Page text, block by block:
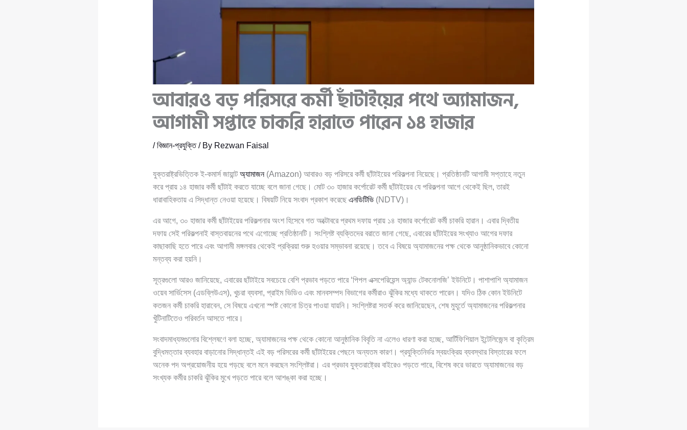
আবারও বড় পরিসরে কর্মী ছাঁটাইয়ের পথে অ্যামাজন,
আগামী সপ্তাহে চাকরি হারাতে পারেন ১৪ হাজার
/বিজ্ঞান-প্রযুক্তি/ By Rezwan Faisal
যুক্তরাষ্ট্রভিত্তিক ই-কমার্স জায়ান্টঅ্যামাজন(Amazon) আবারও বড় পরিসরে কর্মী ছাঁটাইয়ের পরিকল্পনা নিয়েছে। প্রতিষ্ঠানটি আগামী সপ্তাহে নতুন
করে প্রায় ১৪ হাজার কর্মী ছাঁটাই করতে যাচ্ছে বলে জানা গেছে। মোট ৩০ হাজার কর্পোরেট কর্মী ছাঁটাইয়ের যে পরিকল্পনা আগে থেকেই ছিল, তারই
ধারাবাহিকতায় এ সিদ্ধান্ত নেওয়া হয়েছে। বিষয়টি নিয়ে সংবাদ প্রকাশ করেছে এনডিটিভি(NDTV)।
এর আগে, ৩০ হাজার কর্মী ছাঁটাইয়ের পরিকল্পনার অংশ হিসেবে গত অক্টোবরে প্রথম দফায় প্রায় ১৪ হাজার কর্পোরেট কর্মী চাকরি হারান। এবার দ্বিতীয়
দফায় সেই পরিকল্পনাই বাস্তবায়নের পথে এগোচ্ছে প্রতিষ্ঠানটি। সংশ্লিষ্ট ব্যক্তিদের বরাতে জানা গেছে, এবারের ছাঁটাইয়ের সংখ্যাও আগের দফার
কাছাকাছি হতে পারে এবং আগামী মঙ্গলবার থেকেই প্রক্রিয়া শুরু হওয়ার সম্ভাবনা রয়েছে। তবে এ বিষয়ে অ্যামাজনের পক্ষ থেকে আনুষ্ঠানিকভাবে কোনো
মন্তব্য করা হয়নি।
সূত্রগুলো আরও জানিয়েছে, এবারের ছাঁটাইয়ে সবচেয়ে বেশি প্রভাব পড়তে পারে ‘পিপল এক্সপেরিয়েন্স অ্যান্ড টেকনোলজি’ ইউনিটে। পাশাপাশি অ্যামাজন
ওয়েব সার্ভিসেস (এডব্লিউএস), খুচরা ব্যবসা, প্রাইম ভিডিও এবং মানবসম্পদ বিভাগের কর্মীরাও ঝুঁকির মধ্যে থাকতে পারেন। যদিও ঠিক কোন ইউনিটে
কতজন কর্মী চাকরি হারাবেন, সে বিষয়ে এখনো স্পষ্ট কোনো চিত্র পাওয়া যায়নি। সংশ্লিষ্টরা সতর্ক করে জানিয়েছেন, শেষ মুহূর্তে অ্যামাজনের পরিকল্পনার
খুঁটিনাটিতেও পরিবর্তন আসতে পারে।
সংবাদমাধ্যমগুলোর বিশ্লেষণে বলা হচ্ছে, অ্যামাজনের পক্ষ থেকে কোনো আনুষ্ঠানিক বিবৃতি না এলেও ধারণা করা হচ্ছে, আর্টিফিশিয়াল ইন্টেলিজেন্স বা কৃত্রিম
বুদ্ধিমত্তার ব্যবহার বাড়ানোর সিদ্ধান্তই এই বড় পরিসরের কর্মী ছাঁটাইয়ের পেছনে অন্যতম কারণ। প্রযুক্তিনির্ভর স্বয়ংক্রিয় ব্যবস্থার বিস্তারের ফলে
অনেক পদ অপ্রয়োজনীয় হয়ে পড়ছে বলে মনে করছেন সংশ্লিষ্টরা। এর প্রভাব যুক্তরাষ্ট্রের বাইরেও পড়তে পারে, বিশেষ করে ভারতে অ্যামাজনের বড়
সংখ্যক কর্মীর চাকরি ঝুঁকির মুখে পড়তে পারে বলে আশঙ্কা করা হচ্ছে।